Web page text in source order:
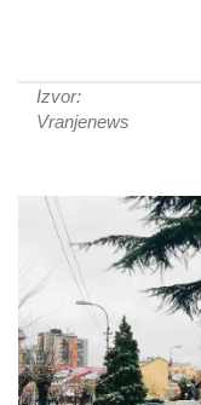
Izvor:
Vranjenews